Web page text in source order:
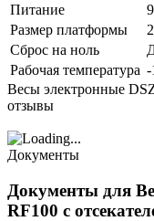
Питание
Размер платформы
Сброс на ноль
Рабочая температура -
Весы электронные
отзывы
Документы
Документы для
RF100 с